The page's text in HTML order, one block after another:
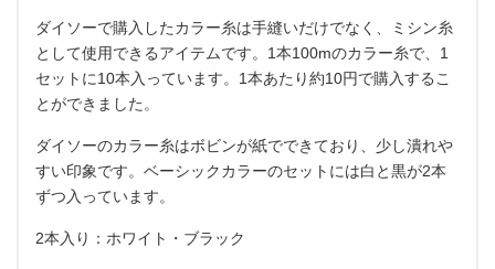
ダイソーで購入したカラー糸は手縫いだけでなく、ミシン糸
として使用できるアイテムです。1本100mのカラー糸で、1
セットに10本入っています。1本あたり約10円で購入するこ
とができました。
ダイソーのカラー糸はボビンが紙でできており、少し潰れや
すい印象です。ベーシックカラーのセットには白と黒が2本
ずつ入っています。
2本入り：ホワイト・ブラック